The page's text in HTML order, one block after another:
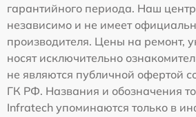
гарантийного периода. Наш
независимо и не имеет
производителя. Цены на ремонт,
носят исключительно
не являются публичной офертой
ГК РФ. Названия и обозначения
Infratech упоминаются только в